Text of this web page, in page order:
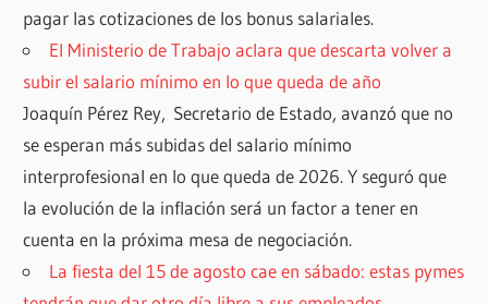
pagar las cotizaciones de los bonus salariales.
El Ministerio de Trabajo aclara que descarta volver a
subir el salario mínimo en lo que queda de año
Joaquín Pérez Rey, Secretario de Estado, avanzó que no
se esperan más subidas del salario mínimo
interprofesional en lo que queda de 2026. Y seguró que
la evolución de la inflación será un factor a tener en
cuenta en la próxima mesa de negociación.
La fiesta del 15 de agosto cae en sábado: estas pymes